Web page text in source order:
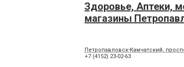
Здоровье, Аптеки,
магазины
Петропавловск-Камчатский,
+7 (4152) 23-02-63